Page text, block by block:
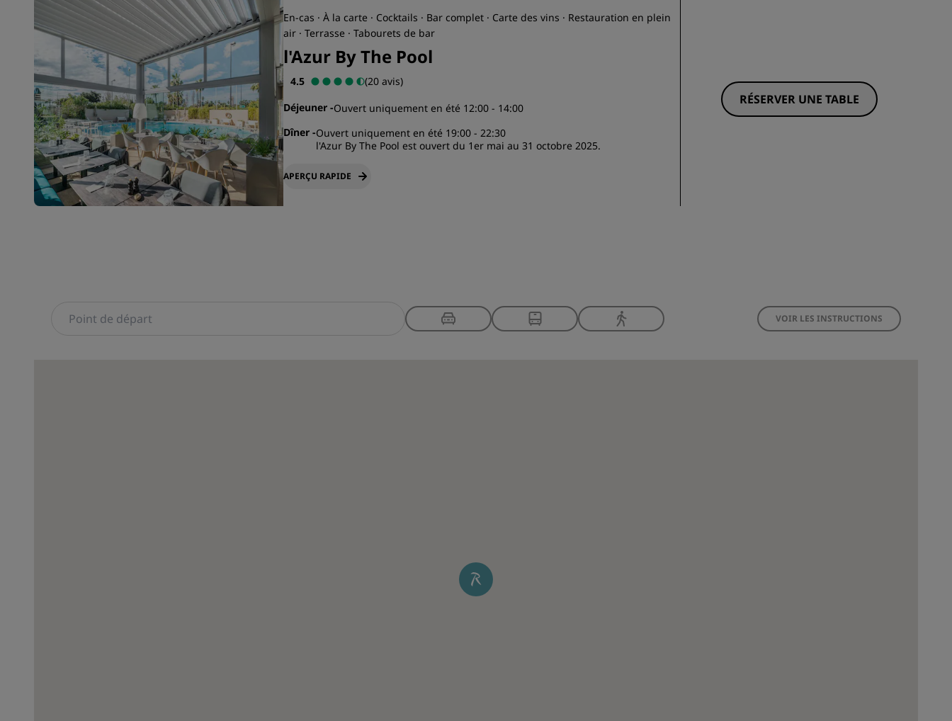
En-cas · À la carte · Cocktails · Bar complet · Carte des vins · Restauration en plein
air · Terrasse · Tabourets de bar
l'Azur By The Pool
4.5
(20 avis)
Déjeuner -Ouvert uniquement en été 12:00 - 14:00
Dîner -Ouvert uniquement en été 19:00 - 22:30
l'Azur By The Pool est ouvert du 1er mai au 31 octobre 2025.
APERÇU RAPIDE
RÉSERVER UNE TABLE
VOIR LES INSTRUCTIONS